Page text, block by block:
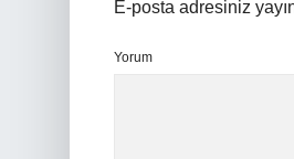
E-posta adresiniz
Yorum